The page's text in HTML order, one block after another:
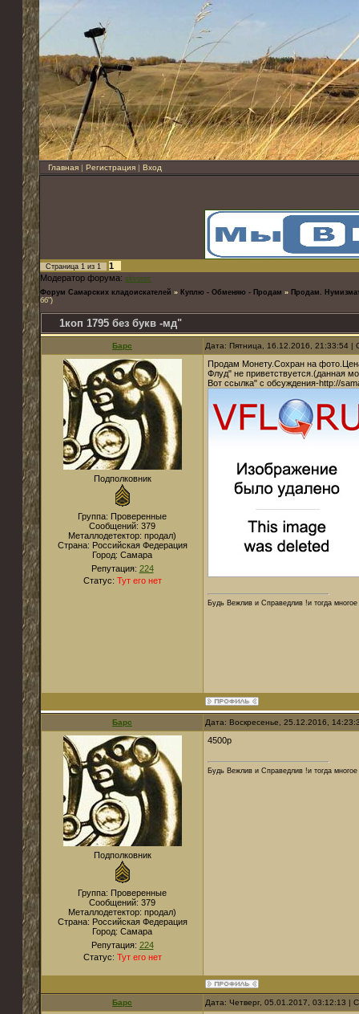
Главная | Регистрация | Вход
Страница 1 из 1
1
Модератор форума: skvorec
Форум Самарских кладоискателей » Куплю - Обменяю - Продам » Продам.
бб")
1коп 1795 без букв -мд"
Барс Дата: Пятница, 16.12.2016, 21:33:54
Подполковник
Группа: Проверенные
Сообщений: 379
Металлодетектор: продал)
Страна: Российская Федерация
Город: Самара
Репутация: 224
Статус: Тут его нет
Продам Монету.Сохран на
Флуд" не приветствуется.(данная
Вот ссылка" с обсуждения-http://
Будь Вежлив и Справедлив !и тогда
Барс Дата: Воскресенье, 25.12.2016,
Подполковник
Группа: Проверенные
Сообщений: 379
Металлодетектор: продал)
Страна: Российская Федерация
Город: Самара
Репутация: 224
Статус: Тут его нет
4500р
Будь Вежлив и Справедлив !и тогда
Барс Дата: Четверг, 05.01.2017, 03:12:13 |